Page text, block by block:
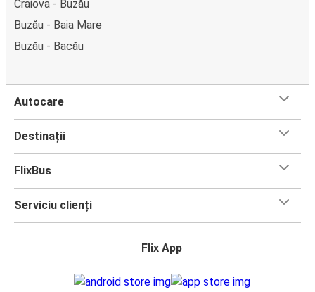
Craiova - Buzău
Buzău - Baia Mare
Buzău - Bacău
Autocare
Destinații
FlixBus
Serviciu clienți
Flix App